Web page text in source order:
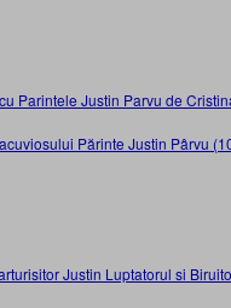
Părinte Justin Pârvu
Justin Luptatorul si